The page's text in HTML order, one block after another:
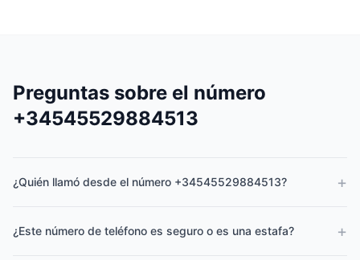
Preguntas sobre el número
+34545529884513
¿Quién llamó desde el número +34545529884513? +
¿Este número de teléfono es seguro o es una estafa? +